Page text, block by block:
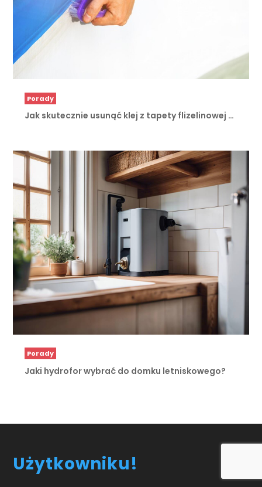
Porady
Jak skutecznie usunąć klej z tapety flizelinowej …
Porady
Jaki hydrofor wybrać do domku letniskowego?
Użytkowniku!